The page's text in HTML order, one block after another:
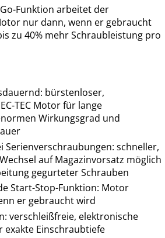
Funktion arbeitet der
nur dann, wenn er gebraucht
zu 40% mehr Schraubleistung pro
bürstenloser,
TEC Motor für lange
Wirkungsgrad und
Serienverschraubungen: schneller,
auf Magazinvorsatz möglich
gegurteter Schrauben
Start-Stop-Funktion: Motor
er gebraucht wird
verschleißfreie, elektronische
exakte Einschraubtiefe